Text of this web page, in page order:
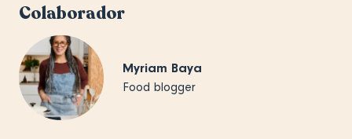
Colaborador
Myriam Baya
Food blogger